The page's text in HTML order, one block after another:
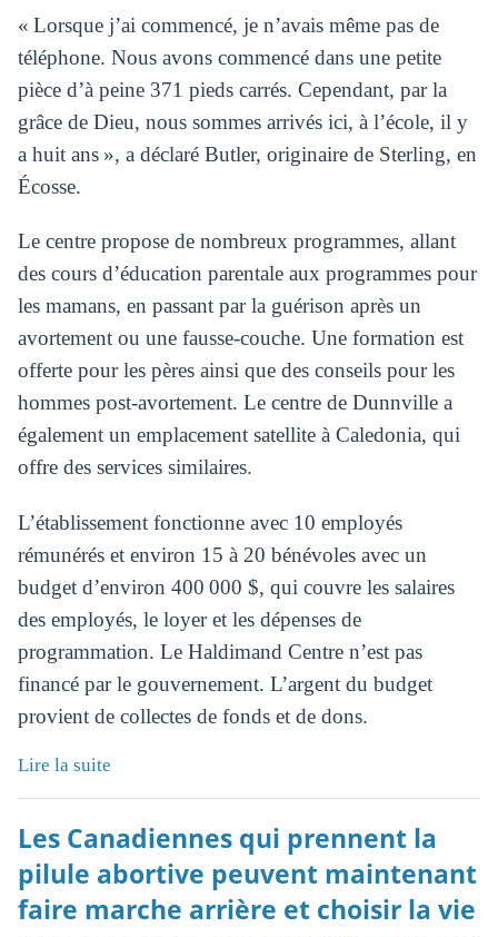
« Lorsque j’ai commencé, je n’avais même pas de
téléphone. Nous avons commencé dans une petite
pièce d’à peine 371 pieds carrés. Cependant, par la
grâce de Dieu, nous sommes arrivés ici, à l’école, il y
a huit ans », a déclaré Butler, originaire de Sterling, en
Écosse.
Le centre propose de nombreux programmes, allant
des cours d’éducation parentale aux programmes pour
les mamans, en passant par la guérison après un
avortement ou une fausse-couche. Une formation est
offerte pour les pères ainsi que des conseils pour les
hommes post-avortement. Le centre de Dunnville a
également un emplacement satellite à Caledonia, qui
offre des services similaires.
L’établissement fonctionne avec 10 employés
rémunérés et environ 15 à 20 bénévoles avec un
budget d’environ 400 000 $, qui couvre les salaires
des employés, le loyer et les dépenses de
programmation. Le Haldimand Centre n’est pas
financé par le gouvernement. L’argent du budget
provient de collectes de fonds et de dons.
Lire la suite
Les Canadiennes qui prennent la
pilule abortive peuvent maintenant
faire marche arrière et choisir la vie